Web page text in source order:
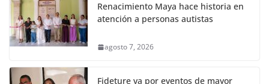
Renacimiento Maya hace historia en
atención a personas autistas
agosto 7, 2026
Fideture va por eventos de mayor